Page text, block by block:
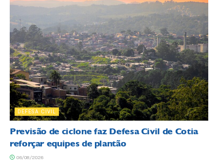
DEFESA CIVIL
Previsão de ciclone faz Defesa Civil de Cotia
reforçar equipes de plantão
06/08/2026